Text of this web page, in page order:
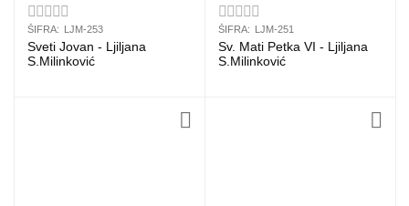
ŠIFRA: LJM-253
Sveti Jovan - Ljiljana
S.Milinković
ŠIFRA: LJM-251
Sv. Mati Petka VI - Ljiljana
S.Milinković